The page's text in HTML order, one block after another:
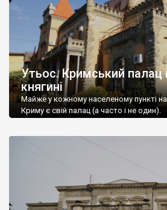
Утьос. Кримський палац
княгині
Майже у кожному населеному пункті
Криму є свій палац (а часто і не один).